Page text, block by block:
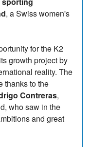
, a Swiss women's
for the K2
growth project by
reality. The
thanks to the
Contreras,
who saw in the
and great